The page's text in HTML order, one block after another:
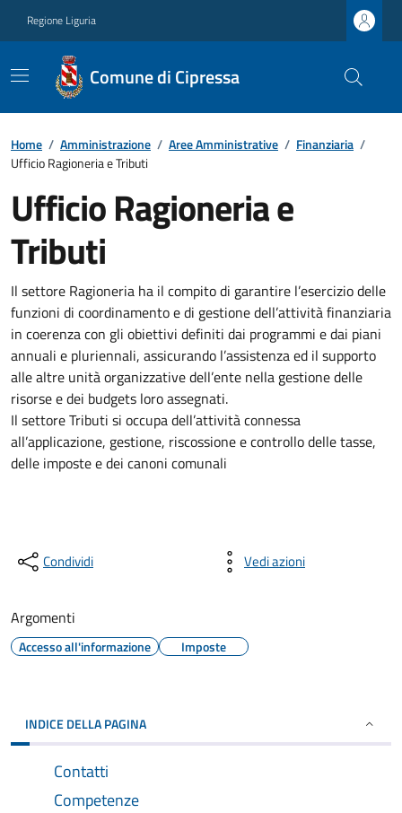
Regione Liguria
Comune di Cipressa
Home / Amministrazione / Aree Amministrative / Finanziaria /
Ufficio Ragioneria e Tributi
Ufficio Ragioneria e
Tributi
Il settore Ragioneria ha il compito di garantire l’esercizio delle
funzioni di coordinamento e di gestione dell’attività finanziaria
in coerenza con gli obiettivi definiti dai programmi e dai piani
annuali e pluriennali, assicurando l’assistenza ed il supporto
alle altre unità organizzative dell’ente nella gestione delle
risorse e dei budgets loro assegnati.
Il settore Tributi si occupa dell’attività connessa
all’applicazione, gestione, riscossione e controllo delle tasse,
delle imposte e dei canoni comunali
Condividi Vedi azioni
Argomenti
Accesso all'informazione Imposte
INDICE DELLA PAGINA
Contatti
Competenze